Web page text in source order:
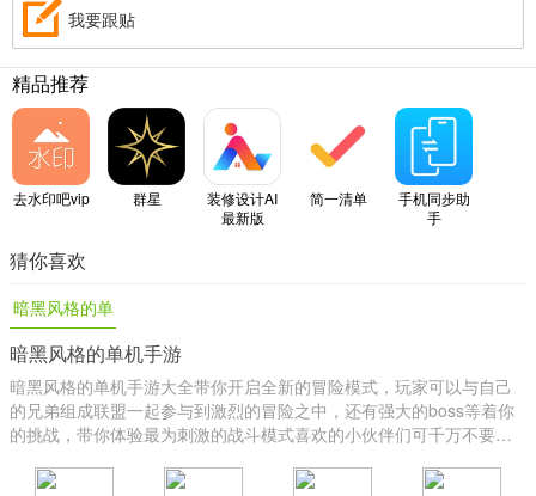
我要跟贴
精品推荐
去水印吧vip 群星
装修设计AI
最新版
简一清单
手机同步助
手
猜你喜欢
暗黑风格的单
机手游
暗黑风格的单机手游
暗黑风格的单机手游大全带你开启全新的冒险模式，玩家可以与自己
的兄弟组成联盟一起参与到激烈的冒险之中，还有强大的boss等着你
的挑战，带你体验最为刺激的战斗模式喜欢的小伙伴们可千万不要在
入，不要错过了哦。